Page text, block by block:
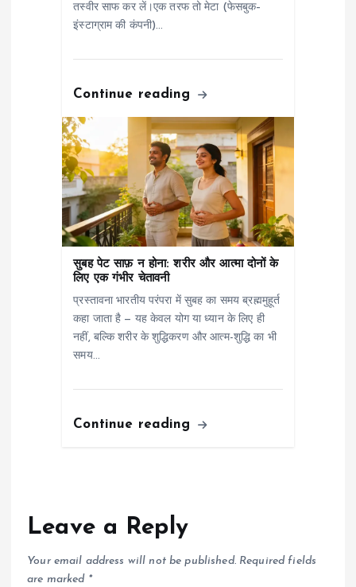
तस्वीर साफ कर लें।एक तरफ तो मेटा (फेसबुक–
इंस्टाग्राम की कंपनी)…
Continue reading
सुबह पेट साफ़ न होना: शरीर और आत्मा दोनों के
लिए एक गंभीर चेतावनी
प्रस्तावना भारतीय परंपरा में सुबह का समय ब्रह्ममुहूर्त
कहा जाता है — यह केवल योग या ध्यान के लिए ही
नहीं, बल्कि शरीर के शुद्धिकरण और आत्म-शुद्धि का भी
समय…
Continue reading
Leave a Reply
Your email address will not be published. Required fields
are marked *